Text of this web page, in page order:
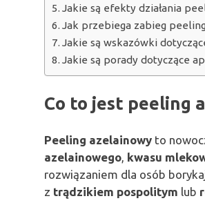
Jakie są efekty działania
Jak przebiega zabieg
Jakie są wskazówki
Jakie są porady dotyczące
Co to jest peeling
Peeling azelainowy to
azelainowego, kwasu
rozwiązaniem dla osób
z trądzikiem pospolitym lub